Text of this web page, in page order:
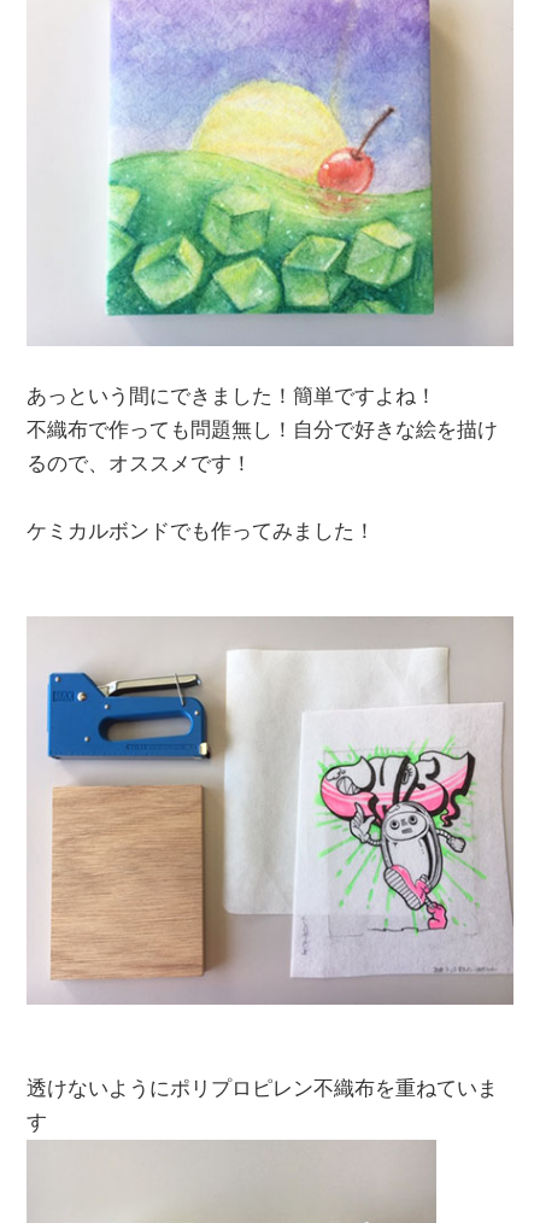
あっという間にできました！簡単ですよね！
不織布で作っても問題無し！自分で好きな絵を描け
るので、オススメです！
ケミカルボンドでも作ってみました！
透けないようにポリプロピレン不織布を重ねていま
す